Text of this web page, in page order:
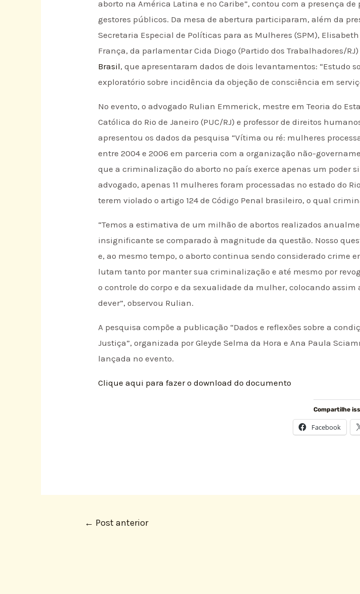
aborto na América Latina e no Caribe”, contou com a presença
gestores públicos. Da mesa de abertura participaram, além da
Secretaria Especial de Políticas para as Mulheres (SPM),
França, da parlamentar Cida Diogo (Partido dos Trabalhadores/
Brasil, que apresentaram dados de dois levantamentos: “Estudo
exploratório sobre incidência da objeção de consciência em
No evento, o advogado Rulian Emmerick, mestre em Teoria do
Católica do Rio de Janeiro (PUC/RJ) e professor de direitos
apresentou os dados da pesquisa “Vítima ou ré: mulheres
entre 2004 e 2006 em parceria com a organização não-
que a criminalização do aborto no país exerce apenas um poder
advogado, apenas 11 mulheres foram processadas no estado do
terem violado o artigo 124 de Código Penal brasileiro, o qual
“Temos a estimativa de um milhão de abortos realizados
insignificante se comparado à magnitude da questão. Nosso
e, ao mesmo tempo, o aborto continua sendo considerado crime
lutam tanto por manter sua criminalização e até mesmo por
o controle do corpo e da sexualidade da mulher, colocando
dever”, observou Rulian.
A pesquisa compõe a publicação “Dados e reflexões sobre a
Justiça”, organizada por Gleyde Selma da Hora e Ana Paula
lançada no evento.
Clique aqui para fazer o download do documento
Compartilhe
Facebook
← Post anterior